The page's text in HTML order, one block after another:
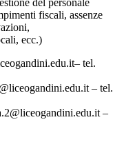
fiscali, assenze
ecc.)
tel.
– tel.
–